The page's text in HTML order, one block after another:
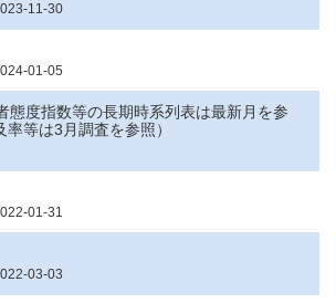
11-30
01-05
度指数等の長期時系列表は最新月を参
等は3月調査を参照）
01-31
03-03